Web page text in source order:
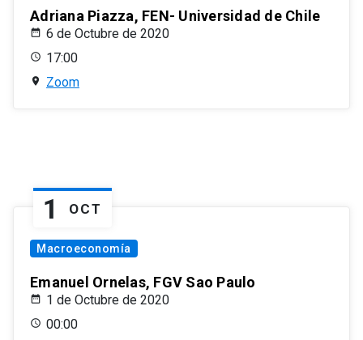
Adriana Piazza, FEN- Universidad de Chile
6 de Octubre de 2020
17:00
Zoom
1 OCT
Macroeconomía
Emanuel Ornelas, FGV Sao Paulo
1 de Octubre de 2020
00:00